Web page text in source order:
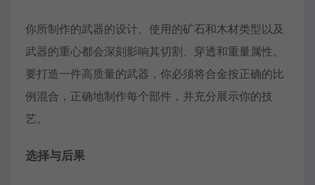
你所制作的武器的设计、使用的矿石和木材类型以及
武器的重心都会深刻影响其切割、穿透和重量属性。
要打造一件高质量的武器，你必须将合金按正确的比
例混合，正确地制作每个部件，并充分展示你的技
艺。
选择与后果